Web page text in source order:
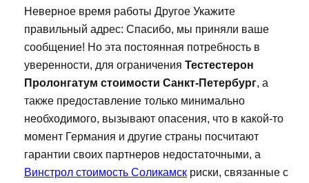
Неверное время работы Другое Укажите
правильный адрес: Спасибо, мы приняли ваше
сообщение! Но эта постоянная потребность в
уверенности, для ограничения Тестестерон
Пролонгатум стоимости Санкт-Петербург, а
также предоставление только минимально
необходимого, вызывают опасения, что в какой-то
момент Германия и другие страны посчитают
гарантии своих партнеров недостаточными, а
Винстрол стоимость Соликамск риски, связанные с